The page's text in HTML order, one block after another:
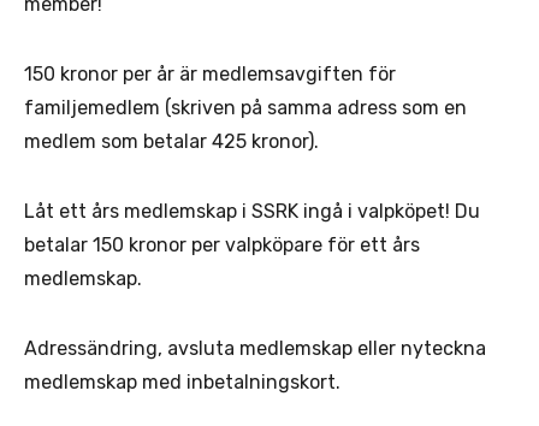
member!
150 kronor per år är medlemsavgiften för
familjemedlem (skriven på samma adress som en
medlem som betalar 425 kronor).
Låt ett års medlemskap i SSRK ingå i valpköpet! Du
betalar 150 kronor per valpköpare för ett års
medlemskap.
Adressändring, avsluta medlemskap eller nyteckna
medlemskap med inbetalningskort.